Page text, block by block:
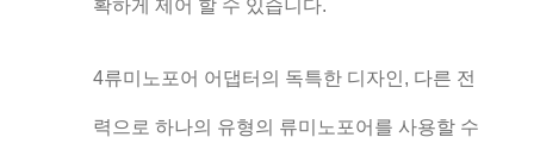
확하게 제어 할 수 있습니다.
4류미노포어 어댑터의 독특한 디자인, 다른 전
력으로 하나의 유형의 류미노포어를 사용할 수